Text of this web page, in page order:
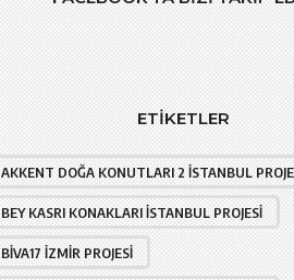
ETIKETLER
AKKENT DOĞA KONUTLARI 2 İSTANBUL
BEY KASRI KONAKLARI İSTANBUL PROJESI
BIVA17 İZMIR PROJESI